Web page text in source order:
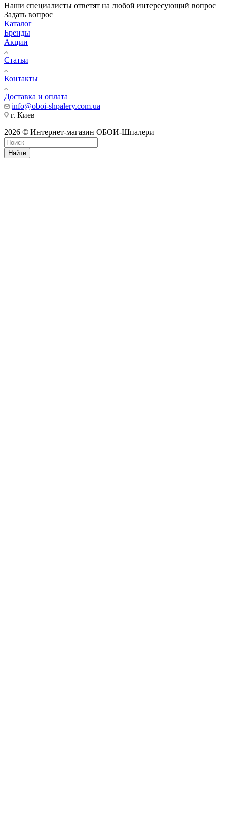
Наши специалисты ответят на любой интересующий вопрос
Задать вопрос
Каталог
Бренды
Акции
Статьи
Контакты
Доставка и оплата
info@oboi-shpalery.com.ua
г. Киев
2026 © Интернет-магазин ОБОИ-Шпалери
Найти